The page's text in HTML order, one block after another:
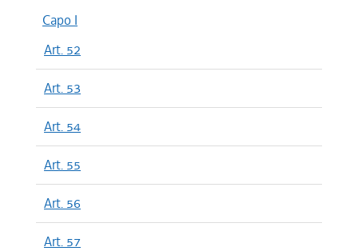
Capo I
Art. 52
Art. 53
Art. 54
Art. 55
Art. 56
Art. 57